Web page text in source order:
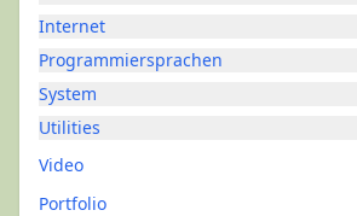
Internet
Programmiersprachen
System
Utilities
Video
Portfolio